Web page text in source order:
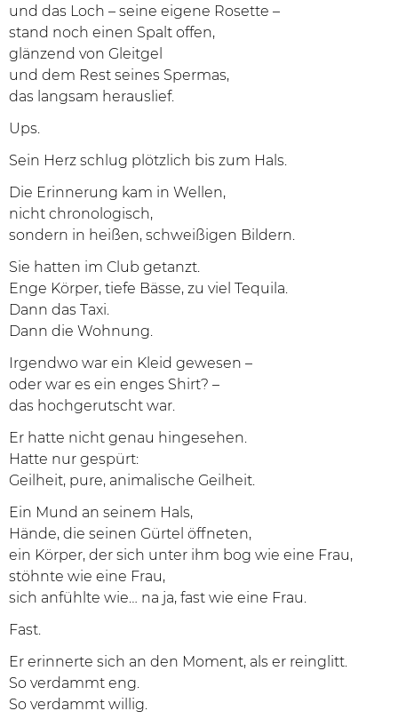
und das Loch – seine eigene Rosette –
stand noch einen Spalt offen,
glänzend von Gleitgel
und dem Rest seines Spermas,
das langsam herauslief.
Ups.
Sein Herz schlug plötzlich bis zum Hals.
Die Erinnerung kam in Wellen,
nicht chronologisch,
sondern in heißen, schweißigen Bildern.
Sie hatten im Club getanzt.
Enge Körper, tiefe Bässe, zu viel Tequila.
Dann das Taxi.
Dann die Wohnung.
Irgendwo war ein Kleid gewesen –
oder war es ein enges Shirt? –
das hochgerutscht war.
Er hatte nicht genau hingesehen.
Hatte nur gespürt:
Geilheit, pure, animalische Geilheit.
Ein Mund an seinem Hals,
Hände, die seinen Gürtel öffneten,
ein Körper, der sich unter ihm bog wie eine Frau,
stöhnte wie eine Frau,
sich anfühlte wie… na ja, fast wie eine Frau.
Fast.
Er erinnerte sich an den Moment, als er reinglitt.
So verdammt eng.
So verdammt willig.